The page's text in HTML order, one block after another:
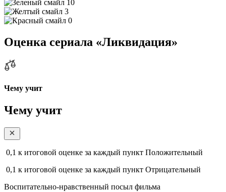
10
3
0
Оценка сериала «Ликвидация»
Чему учит
Чему учит
0,1 к итоговой оценке за каждый пункт Положительный
0,1 к итоговой оценке за каждый пункт Отрицательный
Воспитательно-нравственный посыл фильма